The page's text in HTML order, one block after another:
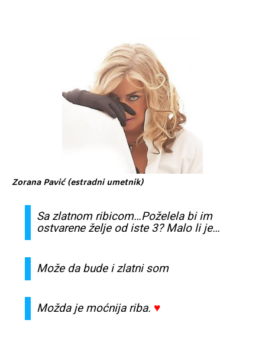
Zorana Pavić (estradni umetnik)
Sa zlatnom ribicom…Poželelabi im
ostvarene željeodiste 3? Malo li je…
Možeda bude izlatni som
Moždaje moćnijariba. ♥